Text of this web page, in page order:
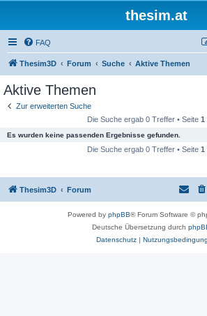
thesim.at
FAQ
Thesim3D Forum Suche Aktive Themen
Aktive Themen
Zur erweiterten Suche
Die Suche ergab 0 Treffer • Seite 1
Es wurden keine passenden Ergebnisse gefunden.
Die Suche ergab 0 Treffer • Seite 1
Thesim3D Forum
Powered by phpBB® Forum Software ©
Deutsche Übersetzung durch
Datenschutz|